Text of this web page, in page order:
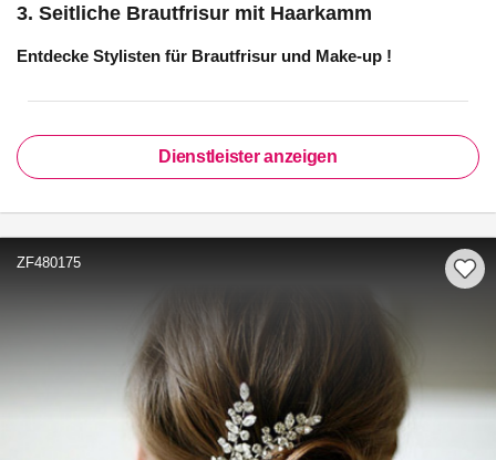
3. Seitliche Brautfrisur mit Haarkamm
Entdecke Stylisten für Brautfrisur und Make-up !
Dienstleister anzeigen
ZF480175